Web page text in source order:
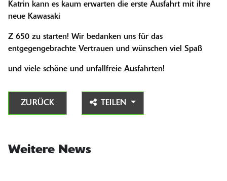
Katrin kann es kaum erwarten die erste Ausfahrt mit ihre
neue Kawasaki
Z 650 zu starten! Wir bedanken uns für das
entgegengebrachte Vertrauen und wünschen viel Spaß
und viele schöne und unfallfreie Ausfahrten!
ZURÜCK TEILEN
Weitere News